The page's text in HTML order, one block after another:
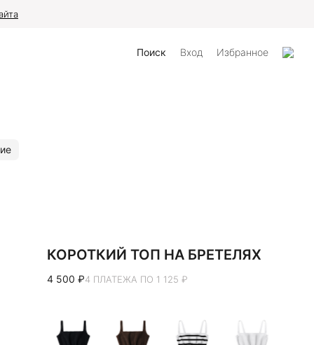
Поиск Вход Избранное
КОРОТКИЙ ТОП НА БРЕТЕЛЯХ
4 500 ₽4 ПЛАТЕЖА ПО 1 125 ₽